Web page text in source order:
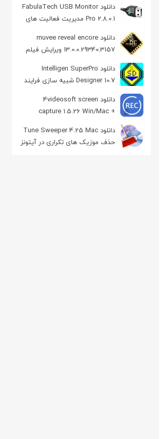
دانلود FabulaTech USB Monitor
Pro 2.8.0.1 مدیریت فعالیت های
درگاه USB
دانلود muvee reveal encore
13.0.0.29340.3157 ویرایش فیلم
دانلود Intelligen SuperPro
Designer 10.7 شبیه سازی فرایند
زیست محیطی
دانلود 4videosoft screen
capture 1.5.26 Win/Mac +
Portable تصویر برداری از دسکتاپ
دانلود Tune Sweeper 4.25 Mac
حذف موزیک های تکراری در آیتونز